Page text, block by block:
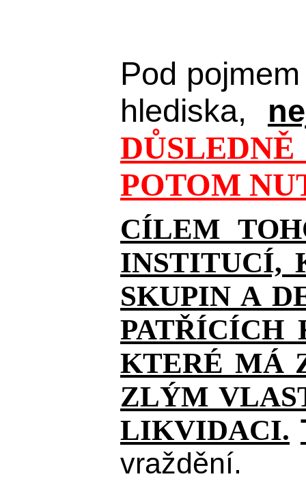
Pod pojmem
hlediska,
POTOM
CÍLEM
INSTITUCÍ,
SKUPIN A
PATŘÍCÍCH
KTERÉ MÁ
ZLÝM
LIKVIDACI.
vraždění.